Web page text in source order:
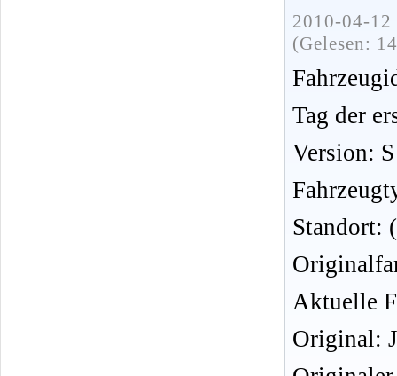
2010-04-
(Gelesen:
Tag der
Version: S
Standort:
Aktuelle
Original: